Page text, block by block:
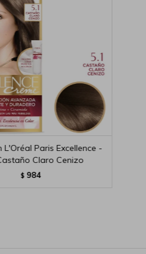
L'Oréal Paris Excellence -
Claro Cenizo
$ 984